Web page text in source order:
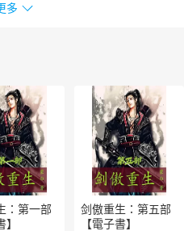
多
：第一部
】
剑傲重生：第五部
【電子書】